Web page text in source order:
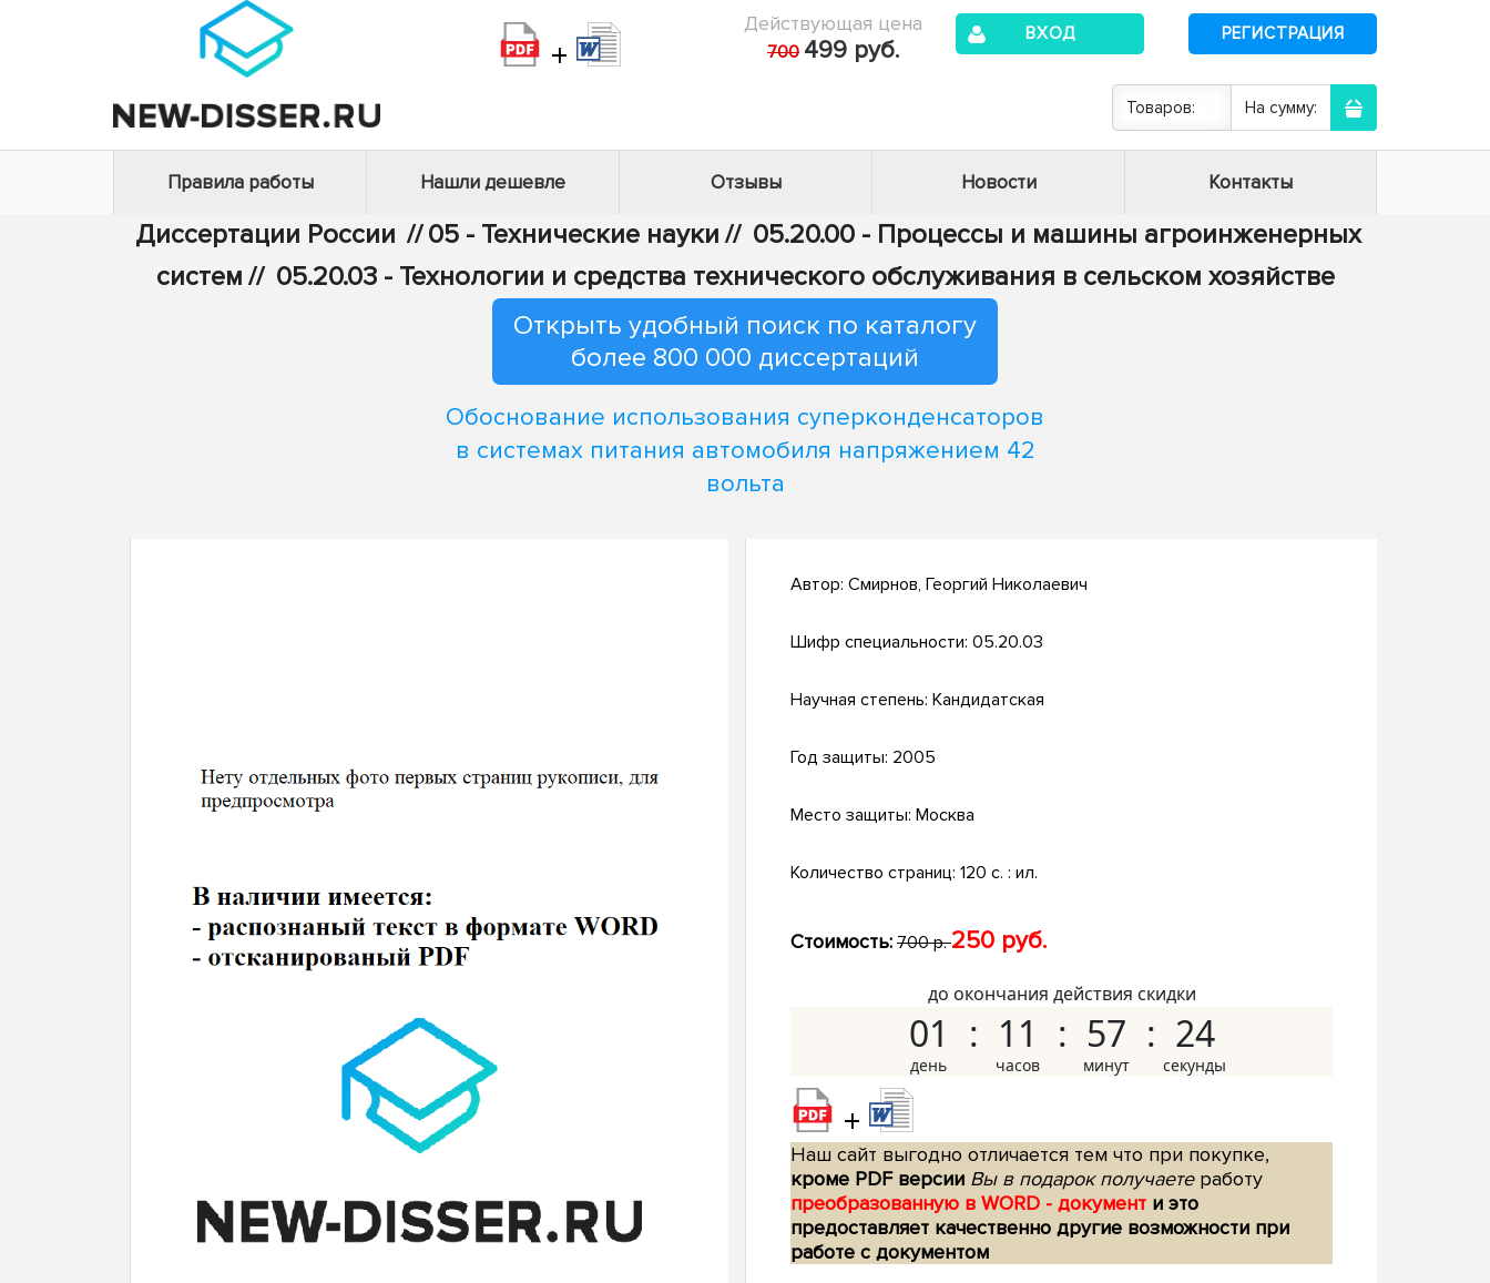
+
Действующая цена
700 499 руб.
ВХОД РЕГИСТРАЦИЯ
Товаров: На сумму:
Правила работы Нашли дешевле Отзывы Новости Контакты
Диссертации России // 05 - Технические науки // 05.20.00 - Процессы и машины агроинженерных
систем // 05.20.03 - Технологии и средства технического обслуживания в сельском хозяйстве
Открыть удобный поиск по каталогу
более 800 000 диссертаций
Обоснование использования суперконденсаторов
в системах питания автомобиля напряжением 42
вольта
Автор: Смирнов, Георгий Николаевич
Шифр специальности: 05.20.03
Научная степень: Кандидатская
Год защиты: 2005
Место защиты: Москва
Количество страниц: 120 с. : ил.
Стоимость: 700 р.250 руб.
до окончания действия скидки
01 11 57 23
+
Наш сайт выгодно отличается тем что при покупке,
кроме PDF версии Вы в подарок получаетеработу
преобразованную в WORD - документ и это
предоставляет качественно другие возможности при
работе с документом